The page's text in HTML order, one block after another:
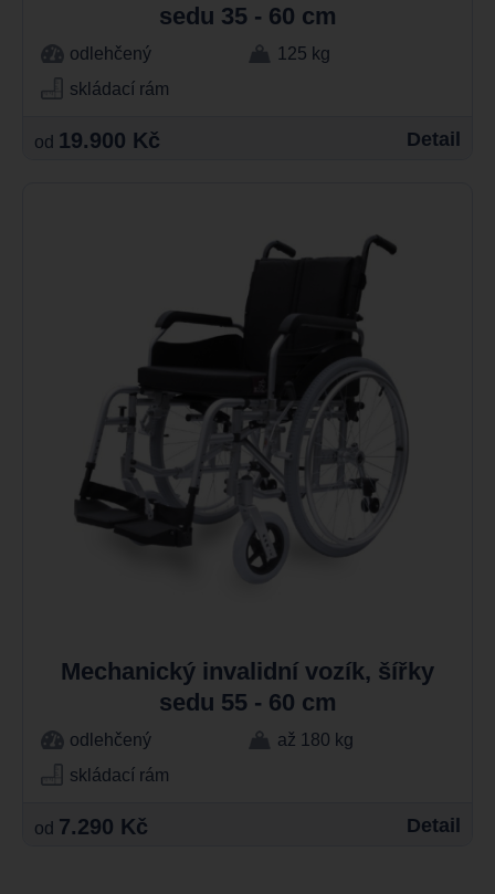
sedu 35 - 60 cm
odlehčený
125 kg
skládací rám
od 19.900 Kč Detail
Mechanický invalidní vozík, šířky
sedu 55 - 60 cm
odlehčený
až 180 kg
skládací rám
od 7.290 Kč Detail